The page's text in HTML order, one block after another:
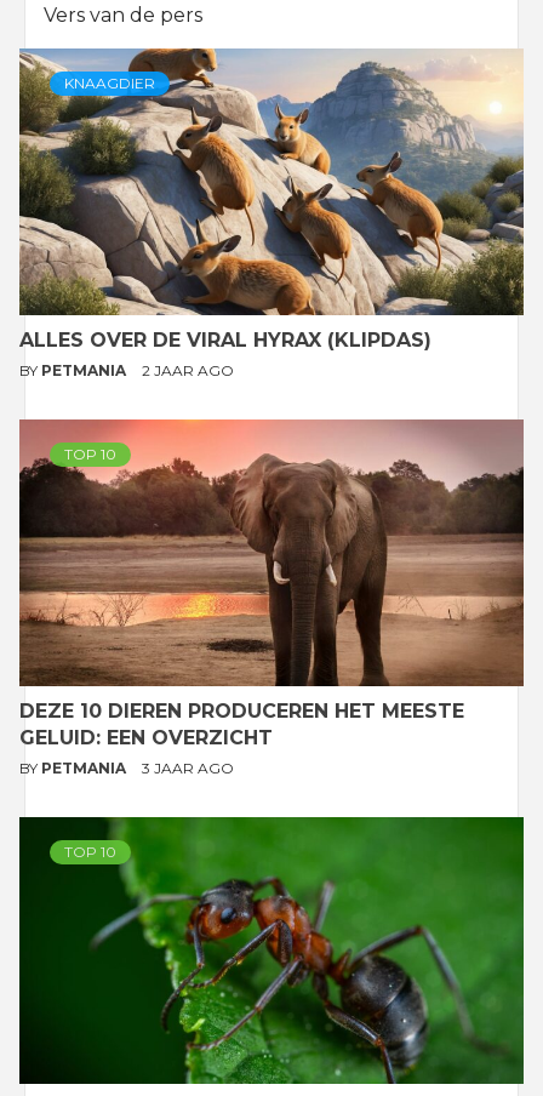
Vers van de pers
KNAAGDIER
ALLES OVER DE VIRAL HYRAX (KLIPDAS)
BY PETMANIA 2 JAAR AGO
TOP 10
DEZE 10 DIEREN PRODUCEREN HET MEESTE
GELUID: EEN OVERZICHT
BY PETMANIA 3 JAAR AGO
TOP 10